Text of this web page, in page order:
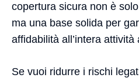
copertura sicura non è
ma una base solida per
affidabilità all’intera attività
Se vuoi ridurre i rischi